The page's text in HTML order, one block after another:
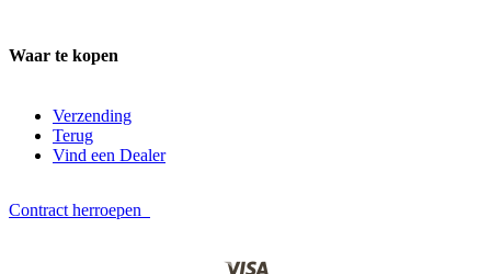
Waar te kopen
Verzending
Terug
Vind een Dealer
Contract herroepen